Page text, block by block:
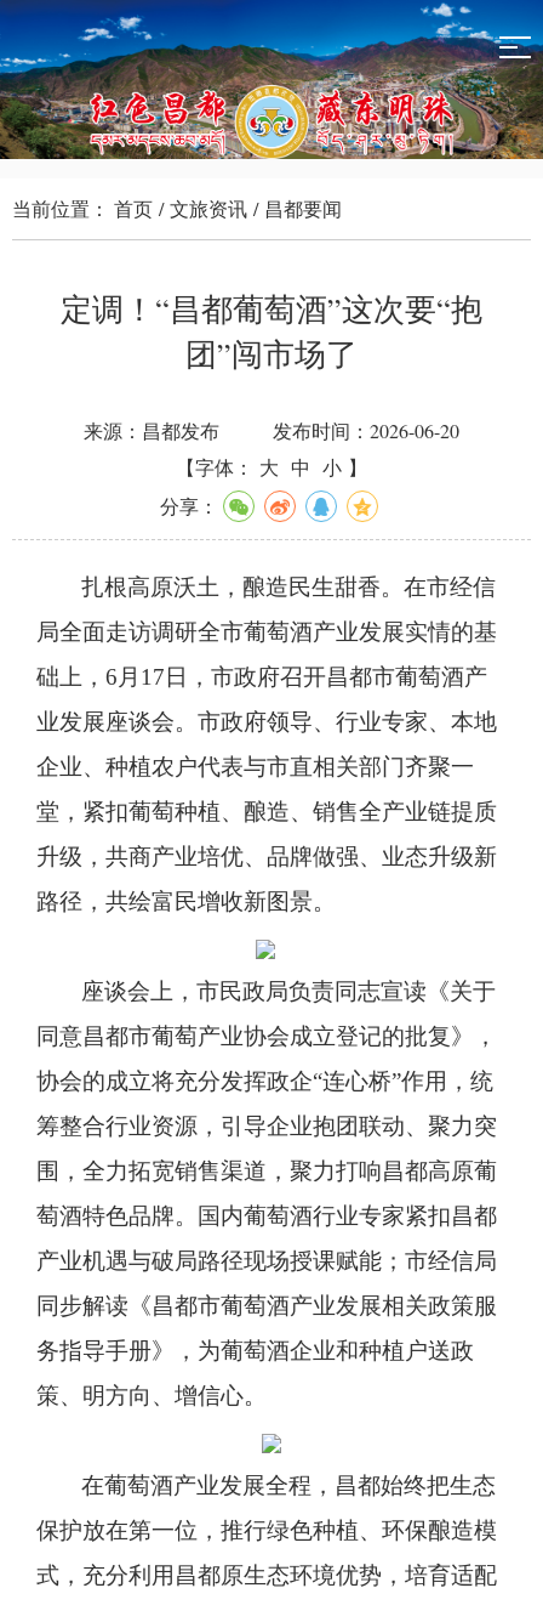
当前位置： 首页 /文旅资讯 / 昌都要闻
定调！“昌都葡萄酒”这次要“抱
团”闯市场了
来源：昌都发布
发布时间：2026-06-20
【字体：
大 中 小 】
分享：
扎根高原沃土，酿造民生甜香。在市经信
局全面走访调研全市葡萄酒产业发展实情的基
础上， 6月17日，市政府召开昌都市葡萄酒产
业发展座谈会。市政府领导、行业专家、本地
企业、种植农户代表与市直相关部门齐聚一
堂，紧扣葡萄种植、酿造、销售全产业链提质
升级，共商产业培优、品牌做强、业态升级新
路径，共绘富民增收新图景。
座谈会上，市民政局负责同志宣读《关于
同意昌都市葡萄产业协会成立登记的批复》，
协会的成立将充分发挥政企“连心桥”作用，统
筹整合行业资源，引导企业抱团联动、聚力突
围，全力拓宽销售渠道，聚力打响昌都高原葡
萄酒特色品牌。国内葡萄酒行业专家紧扣昌都
产业机遇与破局路径现场授课赋能；市经信局
同步解读《昌都市葡萄酒产业发展相关政策服
务指导手册》，为葡萄酒企业和种植户送政
策、明方向、增信心。
在葡萄酒产业发展全程，昌都始终把生态
保护放在第一位，推行绿色种植、环保酿造模
式，充分利用昌都原生态环境优势，培育适配